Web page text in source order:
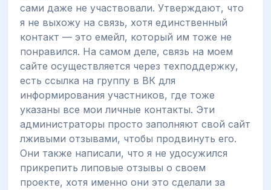
сами даже не участвовали. Утверждают, что
я не выхожу на связь, хотя единственный
контакт — это емейл, который им тоже не
понравился. На самом деле, связь на моем
сайте осуществляется через техподдержку,
есть ссылка на группу в ВК для
информирования участников, где тоже
указаны все мои личные контакты. Эти
администраторы просто заполняют свой сайт
лживыми отзывами, чтобы продвинуть его.
Они также написали, что я не удосужился
прикрепить липовые отзывы о своем
проекте, хотя именно они это сделали за